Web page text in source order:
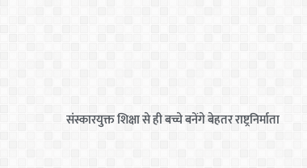
संस्कारयुक्त शिक्षा से ही बच्चे बनेंगे बेहतर राष्ट्रनिर्माता